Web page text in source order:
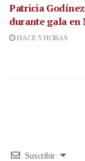
Patricia
durante gala en
HACE 5 HORAS
Suscribir